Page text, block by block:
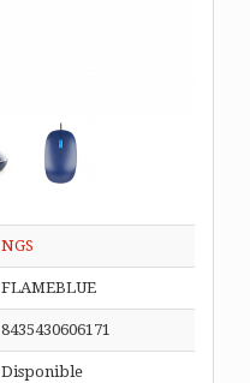
NGS
FLAMEBLUE
8435430606171
Disponible